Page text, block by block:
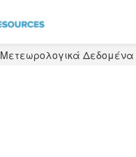
Μετεωρολογικά Δεδομένα